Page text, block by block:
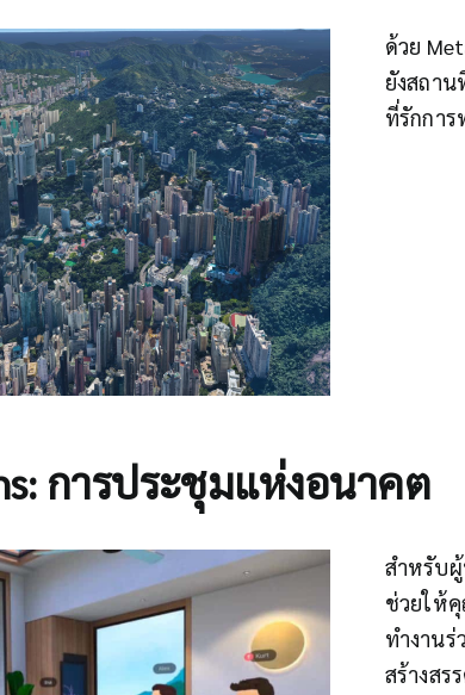
ด้วย
ยังสถา
ที่รักกา
การประชุมแห่งอนาคต
สำหรับผู้
ช่วยให้
ทำงาน
สร้างสร